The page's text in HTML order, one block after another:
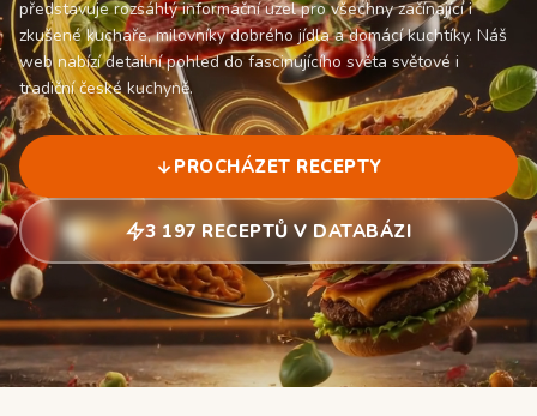
představuje rozsáhlý informační uzel pro všechny začínající i
zkušené kuchaře, milovníky dobrého jídla a domácí kuchtíky. Náš
web nabízí detailní pohled do fascinujícího světa světové i
tradiční české kuchyně.
PROCHÁZET RECEPTY
3 197 RECEPTŮ V DATABÁZI